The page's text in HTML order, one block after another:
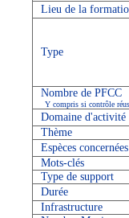
Lieu de la
Type
Nombre de PFCC
Y compris si contrôle
Domaine d'activité
Thème
Espèces concernées
Mots-clés
Type de support
Durée
Infrastructure